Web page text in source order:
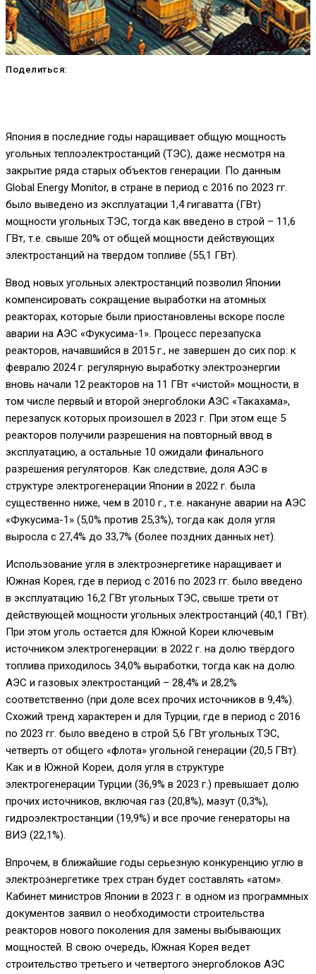
Поделиться:
Япония в последние годы наращивает общую мощность
угольных теплоэлектростанций (ТЭС), даже несмотря на
закрытие ряда старых объектов генерации. По данным
Global Energy Monitor, в стране в период с 2016 по 2023 гг.
было выведено из эксплуатации 1,4 гигаватта (ГВт)
мощности угольных ТЭС, тогда как введено в строй – 11,6
ГВт, т.е. свыше 20% от общей мощности действующих
электростанций на твердом топливе (55,1 ГВт).
Ввод новых угольных электростанций позволил Японии
компенсировать сокращение выработки на атомных
реакторах, которые были приостановлены вскоре после
аварии на АЭС «Фукусима-1». Процесс перезапуска
реакторов, начавшийся в 2015 г., не завершен до сих пор: к
февралю 2024 г. регулярную выработку электроэнергии
вновь начали 12 реакторов на 11 ГВт «чистой» мощности, в
том числе первый и второй энергоблоки АЭС «Такахама»,
перезапуск которых произошел в 2023 г. При этом еще 5
реакторов получили разрешения на повторный ввод в
эксплуатацию, а остальные 10 ожидали финального
разрешения регуляторов. Как следствие, доля АЭС в
структуре электрогенерации Японии в 2022 г. была
существенно ниже, чем в 2010 г., т.е. накануне аварии на АЭС
«Фукусима-1» (5,0% против 25,3%), тогда как доля угля
выросла с 27,4% до 33,7% (более поздних данных нет).
Использование угля в электроэнергетике наращивает и
Южная Корея, где в период с 2016 по 2023 гг. было введено
в эксплуатацию 16,2 ГВт угольных ТЭС, свыше трети от
действующей мощности угольных электростанций (40,1 ГВт).
При этом уголь остается для Южной Кореи ключевым
источником электрогенерации: в 2022 г. на долю твёрдого
топлива приходилось 34,0% выработки, тогда как на долю
АЭС и газовых электростанций – 28,4% и 28,2%
соответственно (при доле всех прочих источников в 9,4%).
Схожий тренд характерен и для Турции, где в период с 2016
по 2023 гг. было введено в строй 5,6 ГВт угольных ТЭС,
четверть от общего «флота» угольной генерации (20,5 ГВт).
Как и в Южной Кореи, доля угля в структуре
электрогенерации Турции (36,9% в 2023 г.) превышает долю
прочих источников, включая газ (20,8%), мазут (0,3%),
гидроэлектростанции (19,9%) и все прочие генераторы на
ВИЭ (22,1%).
Впрочем, в ближайшие годы серьезную конкуренцию углю в
электроэнергетике трех стран будет составлять «атом».
Кабинет министров Японии в 2023 г. в одном из программных
документов заявил о необходимости строительства
реакторов нового поколения для замены выбывающих
мощностей. В свою очередь, Южная Корея ведет
строительство третьего и четвертого энергоблоков АЭС